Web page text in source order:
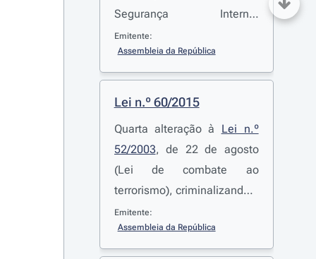
Segurança Interna,
modificando a composição
do Conselho Superior de
Segurança Interna e a
organização e o
de Coordenação
Antiterrorismo
Emitente:
Assembleia da República
Lei n.º 60/2015
Quarta alteração à Lei n.º
52/2003, de 22 de agosto
(Lei de combate ao
terrorismo), criminalizando a
apologia pública e as
deslocações para a prática
do crime de terrorismo
Emitente:
Assembleia da República